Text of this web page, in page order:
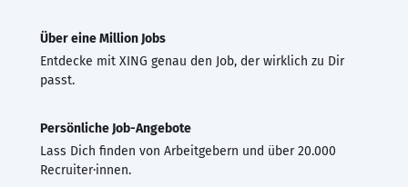
Über eine Million Jobs
Entdecke mit XING genau den Job, der wirklich zu Dir
passt.
Persönliche Job-Angebote
Lass Dich finden von Arbeitgebern und über 20.000
Recruiter·innen.